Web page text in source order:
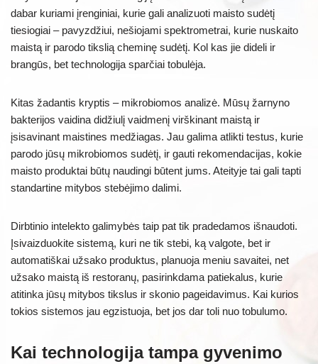
dabar kuriami įrenginiai, kurie gali analizuoti maisto sudėtį
tiesiogiai – pavyzdžiui, nešiojami spektrometrai, kurie nuskaito
maistą ir parodo tikslią cheminę sudėtį. Kol kas jie dideli ir
brangūs, bet technologija sparčiai tobulėja.
Kitas žadantis kryptis – mikrobiomos analizė. Mūsų žarnyno
bakterijos vaidina didžiulį vaidmenį virškinant maistą ir
įsisavinant maistines medžiagas. Jau galima atlikti testus, kurie
parodo jūsų mikrobiomos sudėtį, ir gauti rekomendacijas, kokie
maisto produktai būtų naudingi būtent jums. Ateityje tai gali tapti
standartine mitybos stebėjimo dalimi.
Dirbtinio intelekto galimybės taip pat tik pradedamos išnaudoti.
Įsivaizduokite sistemą, kuri ne tik stebi, ką valgote, bet ir
automatiškai užsako produktus, planuoja meniu savaitei, net
užsako maistą iš restoranų, pasirinkdama patiekalus, kurie
atitinka jūsų mitybos tikslus ir skonio pageidavimus. Kai kurios
tokios sistemos jau egzistuoja, bet jos dar toli nuo tobulumo.
Kai technologija tampa gyvenimo